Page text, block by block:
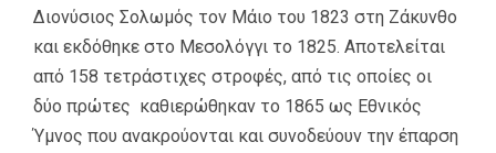
Διονύσιος Σολωμός τον Μάιο του 1823 στη Ζάκυνθο
και εκδόθηκε στο Μεσολόγγι το 1825. Αποτελείται
από 158 τετράστιχες στροφές, από τις οποίες οι
δύο πρώτες καθιερώθηκαν το 1865 ως Εθνικός
Ύμνος που ανακρούονται και συνοδεύουν την έπαρση